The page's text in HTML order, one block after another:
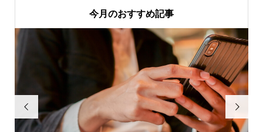
今月のおすすめ記事
 